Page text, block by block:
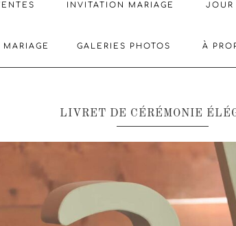
INVITATION MARIAGE JOUR
GALERIES PHOTOS À
LIVRET DE CÉRÉMONIE